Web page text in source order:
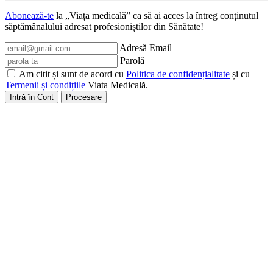
Abonează-te la „Viața medicală” ca să ai acces la întreg conținutul
săptămânalului adresat profesioniștilor din Sănătate!
Adresă Email
Parolă
Am citit și sunt de acord cu Politica de confidențialitate și cu
Termenii și condițiile Viata Medicală.
Intră în Cont Procesare